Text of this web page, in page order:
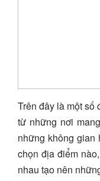
Trên đây là một số
từ những nơi
những không
chọn địa điểm
nhau tạo nên